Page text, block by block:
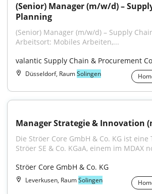
(Senior) Manager (m/w/d) –
Planning
(Senior) Manager (m/w/d) – Supply
Arbeitsort: Mobiles Arbeiten,...
valantic Supply Chain & Procurement
Düsseldorf, RaumSolingen
Manager Strategie & Innovation
Die Ströer Core GmbH & Co. KG ist
Ströer SE & Co. KGaA, einem im MDAX
Ströer Core GmbH & Co. KG
Leverkusen, RaumSolingen